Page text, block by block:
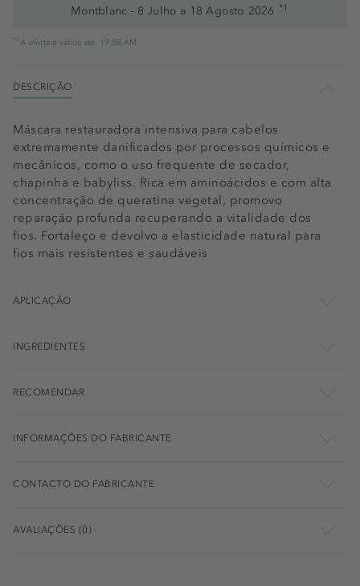
Montblanc - 8 Julho a 18 Agosto 2026 *1
*1 A oferta é válida até: 19.08.AM
DESCRIÇÃO
Máscara restauradora intensiva para cabelos
extremamente danificados por processos químicos e
mecânicos, como o uso frequente de secador,
chapinha e babyliss. Rica em aminoácidos e com alta
concentração de queratina vegetal, promovo
reparação profunda recuperando a vitalidade dos
fios. Fortaleço e devolvo a elasticidade natural para
fios mais resistentes e saudáveis
APLICAÇÃO
INGREDIENTES
RECOMENDAR
INFORMAÇÕES DO FABRICANTE
CONTACTO DO FABRICANTE
AVALIAÇÕES (0)